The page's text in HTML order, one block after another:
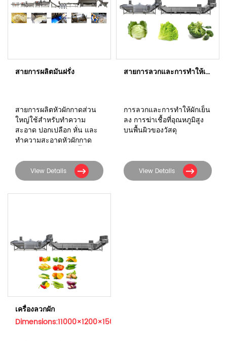
สายการผลิตมันฝรั่ง
สายการผลิตหัวผักกาดส่วน
ใหญ่ใช้สำหรับทำความ
สะอาด ปอกเปลือก หั่น และ
ทำความสะอาดหัวผักกาด
7 ชิ้น
View Details
สายการลวกและการทำให้เย็น
การลวกและการทำให้ผักเย็น
ลง การฆ่าเชื้อที่อุณหภูมิสูง
บนพื้นผิวของวัสดุ
View Details
เครื่องลวกผัก
Dimensions:11000×1200×1500mm